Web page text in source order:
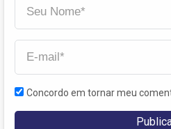
Concordo em tornar meu